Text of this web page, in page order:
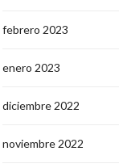
febrero 2023
enero 2023
diciembre 2022
noviembre 2022